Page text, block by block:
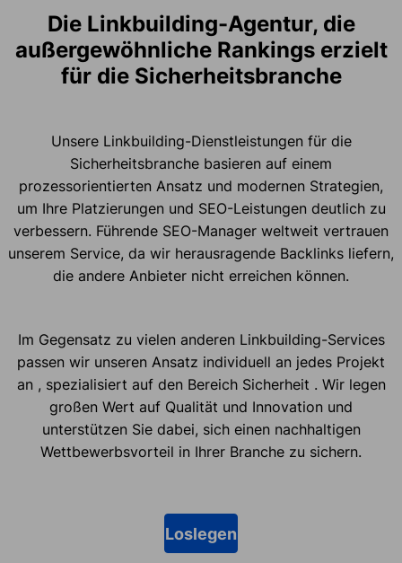
Die Linkbuilding-Agentur, die
außergewöhnliche Rankings erzielt
für die Sicherheitsbranche
Unsere Linkbuilding-Dienstleistungen für die
Sicherheitsbranche basieren auf einem
prozessorientierten Ansatz und modernen Strategien,
um Ihre Platzierungen und SEO-Leistungen deutlich zu
verbessern. Führende SEO-Manager weltweit vertrauen
unserem Service, da wir herausragende Backlinks liefern,
die andere Anbieter nicht erreichen können.
Im Gegensatz zu vielen anderen Linkbuilding-Services
passen wir unseren Ansatz individuell an jedes Projekt
an , spezialisiert auf den Bereich Sicherheit . Wir legen
großen Wert auf Qualität und Innovation und
unterstützen Sie dabei, sich einen nachhaltigen
Wettbewerbsvorteil in Ihrer Branche zu sichern.
Loslegen